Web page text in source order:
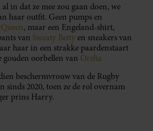
in dat ze mee zou gaan doen, we
haar outfit. Geen pumps en
, maar een Engeland-shirt,
van Sweaty Betty en sneakers van
haar in een strakke paardenstaart
gouden oorbellen van Orelia
beschermvrouw van de Rugby
sinds 2020, toen ze de rol overnam
prins Harry.